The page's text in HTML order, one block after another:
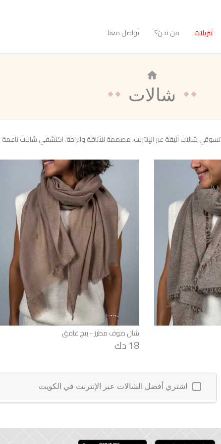
تنزيلات من نحن؟ تواصل معنا
شالات
تسوقي شالات أنيقة عبر الإنترنت، مصممة للأناقة والراحة. اكتشفي شالات ناعمة
شال صوف مطرز - بيج غامق
18 دك
اشتري أفضل الشالات عبر الإنترنت في الكويت
تسوقيشالاتفاخرة عبر الإنترنت، لشتاء دافئ ، شالاتنا النسائية